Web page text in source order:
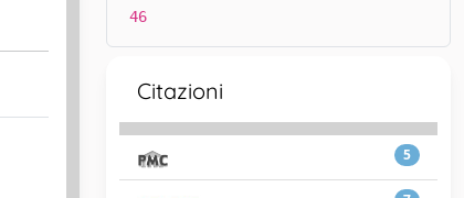
46
Citazioni
5